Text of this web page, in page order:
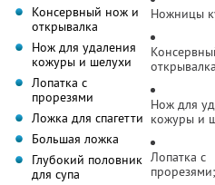
Консервный нож и
открывалка
Нож для удаления
кожуры и шелухи
Лопатка с
прорезями
Ложка для спагетти
Большая ложка
Глубокий половник
для супа
Ножницы
Нож для
кожуры и
Лопатка с
прорезями;